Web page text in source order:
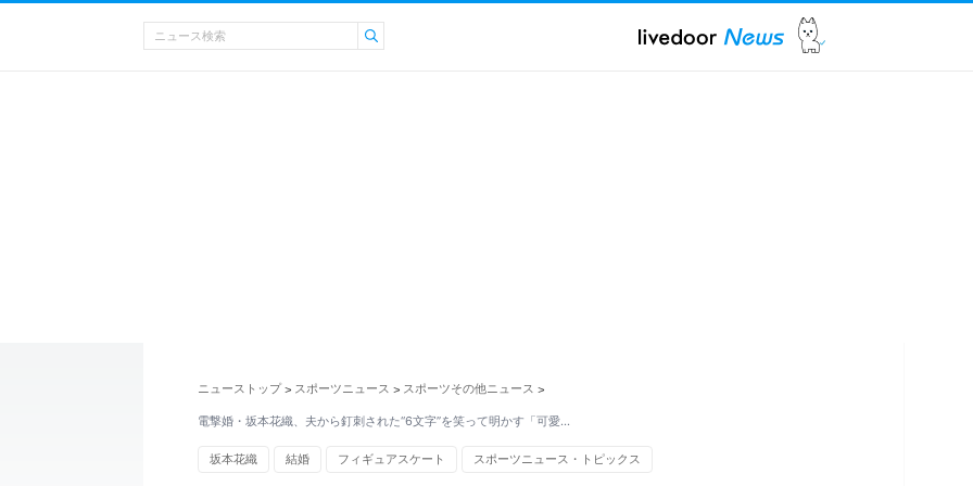
ニューストップ > スポーツニュース > スポーツその他ニュース >
電撃婚・坂本花織、夫から釘刺された“6文字”を笑って明かす「可愛…
坂本花織 結婚 フィギュアスケート スポーツニュース・トピックス